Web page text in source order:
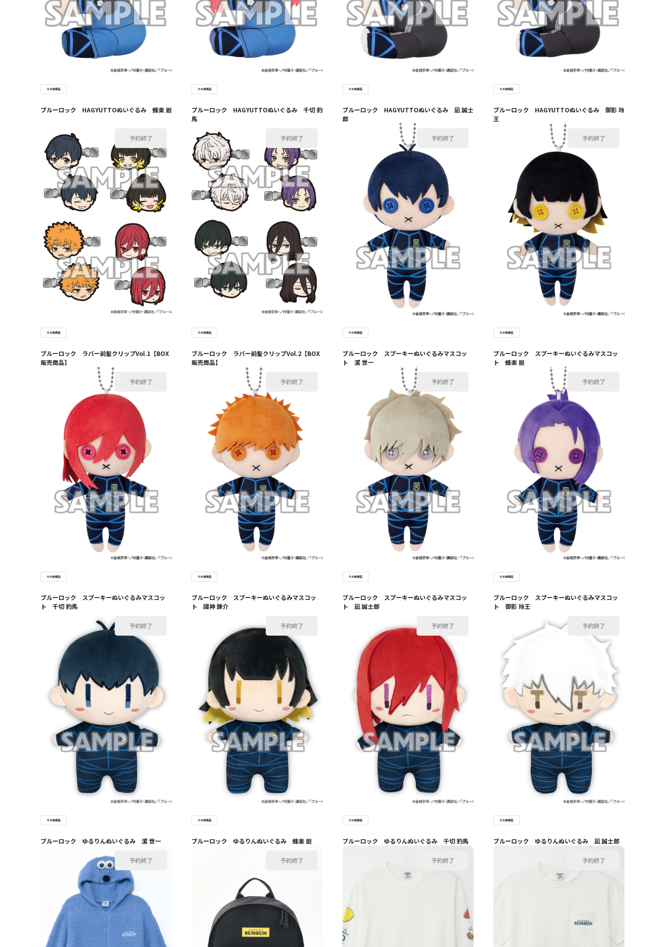
ブルーロック HAGYUTTOぬいぐるみ 蜂楽 廻
ブルーロック HAGYUTTOぬいぐるみ 千切 豹
馬
ブルーロック HAGYUTTOぬいぐるみ 凪 誠士
郎
ブルーロック HAGYUTTOぬいぐるみ 御影 玲
王
ブルーロック ラバー前髪クリップVol.1【BOX
販売商品】
ブルーロック ラバー前髪クリップVol.2【BOX
販売商品】
ブルーロック スプーキーぬいぐるみマスコッ
ト 潔 世一
ブルーロック スプーキーぬいぐるみマスコッ
ト 蜂楽 廻
ブルーロック スプーキーぬいぐるみマスコッ
ト 千切 豹馬
ブルーロック スプーキーぬいぐるみマスコッ
ト 國神 錬介
ブルーロック スプーキーぬいぐるみマスコッ
ト 凪 誠士郎
ブルーロック スプーキーぬいぐるみマスコッ
ト 御影 玲王
ブルーロック ゆるりんぬいぐるみ 潔 世一 ブルーロック ゆるりんぬいぐるみ 蜂楽 廻 ブルーロック ゆるりんぬいぐるみ 千切 豹馬 ブルーロック ゆるりんぬいぐるみ 凪 誠士郎